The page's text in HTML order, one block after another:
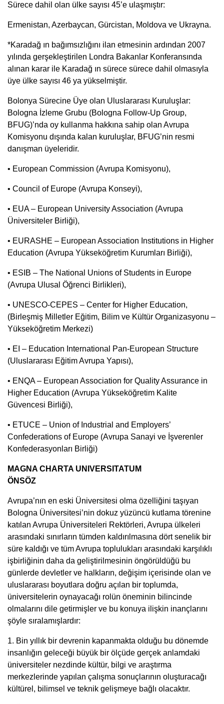
Sürece dahil olan ülke sayısı 45’e ulaşmıştır:
Ermenistan, Azerbaycan, Gürcistan, Moldova ve Ukrayna.
*Karadağ ın bağımsızlığını ilan etmesinin ardından 2007
yılında gerşekleştirilen Londra Bakanlar Konferansında
alınan karar ile Karadağ ın sürece sürece dahil olmasıyla
üye ülke sayısı 46 ya yükselmiştir.
Bolonya Sürecine Üye olan Uluslararası Kuruluşlar:
Bologna İzleme Grubu (Bologna Follow-Up Group,
BFUG)’nda oy kullanma hakkına sahip olan Avrupa
Komisyonu dışında kalan kuruluşlar, BFUG’nin resmi
danışman üyeleridir.
• European Commission (Avrupa Komisyonu),
• Council of Europe (Avrupa Konseyi),
• EUA – European University Association (Avrupa
Üniversiteler Birliği),
• EURASHE – European Association Institutions in Higher
Education (Avrupa Yükseköğretim Kurumları Birliği),
• ESIB – The National Unions of Students in Europe
(Avrupa Ulusal Öğrenci Birlikleri),
• UNESCO-CEPES – Center for Higher Education,
(Birleşmiş Milletler Eğitim, Bilim ve Kültür Organizasyonu –
Yükseköğretim Merkezi)
• EI – Education International Pan-European Structure
(Uluslararası Eğitim Avrupa Yapısı),
• ENQA – European Association for Quality Assurance in
Higher Education (Avrupa Yükseköğretim Kalite
Güvencesi Birliği),
• ETUCE – Union of Industrial and Employers’
Confederations of Europe (Avrupa Sanayi ve İşverenler
Konfederasyonları Birliği)
MAGNA CHARTA UNIVERSITATUM
ÖNSÖZ
Avrupa’nın en eski Üniversitesi olma özelliğini taşıyan
Bologna Üniversitesi’nin dokuz yüzüncü kutlama törenine
katılan Avrupa Üniversiteleri Rektörleri, Avrupa ülkeleri
arasındaki sınırların tümden kaldırılmasına dört senelik bir
süre kaldığı ve tüm Avrupa toplulukları arasındaki karşılıklı
işbirliğinin daha da geliştirilmesinin öngörüldüğü bu
günlerde devletler ve halkların, değişim içerisinde olan ve
uluslararası boyutlara doğru açılan bir toplumda,
üniversitelerin oynayacağı rolün öneminin bilincinde
olmalarını dile getirmişler ve bu konuya ilişkin inançlarını
şöyle sıralamışlardır:
1. Bin yıllık bir devrenin kapanmakta olduğu bu dönemde
insanlığın geleceği büyük bir ölçüde gerçek anlamdaki
üniversiteler nezdinde kültür, bilgi ve araştırma
merkezlerinde yapılan çalışma sonuçlarının oluşturacağı
kültürel, bilimsel ve teknik gelişmeye bağlı olacaktır.